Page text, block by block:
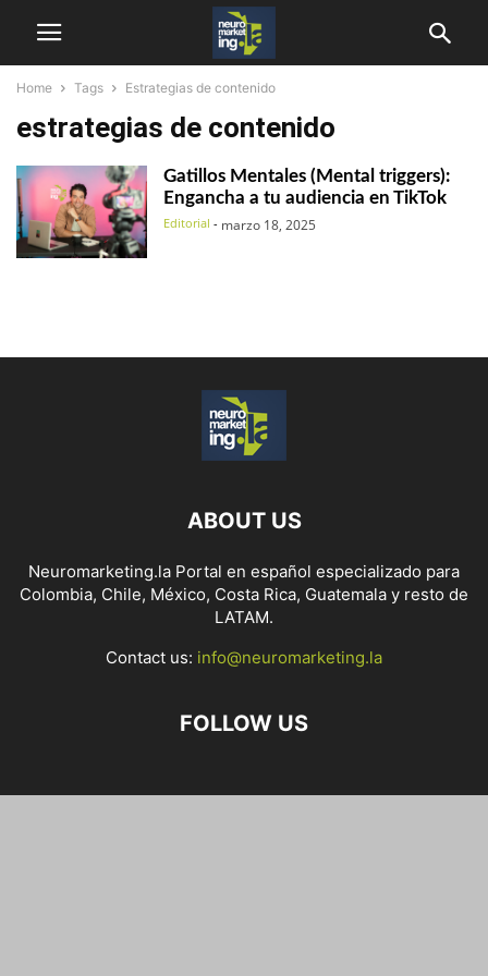
Home Tags Estrategias de contenido
estrategias de contenido
Gatillos Mentales (Mental triggers):
Engancha a tu audiencia en TikTok
Editorial - marzo 18, 2025
ABOUT US
Neuromarketing.la Portal en español especializado para
Colombia, Chile, México, Costa Rica, Guatemala y resto de
LATAM.
Contact us: info@neuromarketing.la
FOLLOW US